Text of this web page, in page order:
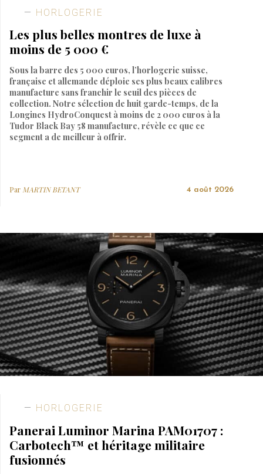
HORLOGERIE
Les plus belles montres de luxe à
moins de 5 000 €
Sous la barre des 5 000 euros, l’horlogerie suisse,
française et allemande déploie ses plus beaux calibres
manufacture sans franchir le seuil des pièces de
collection. Notre sélection de huit garde-temps, de la
Longines HydroConquest à moins de 2 000 euros à la
Tudor Black Bay 58 manufacture, révèle ce que ce
segment a de meilleur à offrir.
Par MARTIN BETANT 4 août 2026
HORLOGERIE
Panerai Luminor Marina PAM01707 :
Carbotech™ et héritage militaire
fusionnés